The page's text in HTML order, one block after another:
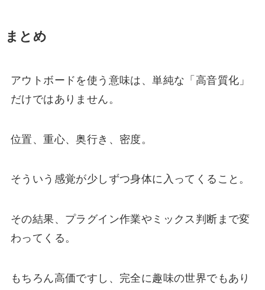
まとめ
アウトボードを使う意味は、単純な「高音質化」
だけではありません。
位置、重心、奥行き、密度。
そういう感覚が少しずつ身体に入ってくること。
その結果、プラグイン作業やミックス判断まで変
わってくる。
もちろん高価ですし、完全に趣味の世界でもあり